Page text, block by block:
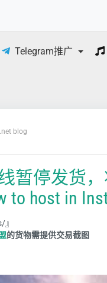
Telegram推广
blog
暂停发货
to host in
的货物需提供交易截图